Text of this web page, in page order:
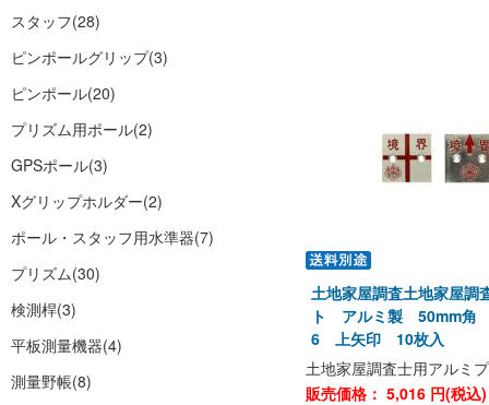
スタッフ(28)
ピンポールグリップ(3)
ピンポール(20)
プリズム用ポール(2)
GPSポール(3)
Xグリップホルダー(2)
ポール・スタッフ用水準器(7)
プリズム(30)
検測桿(3)
平板測量機器(4)
測量野帳(8)
土地家屋調査土地家屋調
ト アルミ製 50mm
6 上矢印 10枚入
土地家屋調査士用アルミ
販売価格： 5,016 円(税